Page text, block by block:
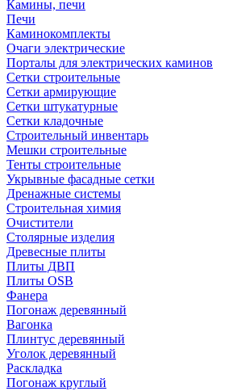
Камины, печи
Печи
Каминокомплекты
Очаги электрические
Порталы для электрических каминов
Сетки строительные
Сетки армирующие
Сетки штукатурные
Сетки кладочные
Строительный инвентарь
Мешки строительные
Тенты строительные
Укрывные фасадные сетки
Дренажные системы
Строительная химия
Очистители
Столярные изделия
Древесные плиты
Плиты ДВП
Плиты OSB
Фанера
Погонаж деревянный
Вагонка
Плинтус деревянный
Уголок деревянный
Раскладка
Погонаж круглый